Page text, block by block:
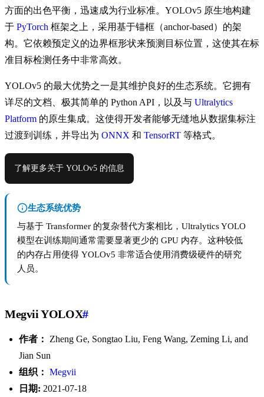
方面的出色平衡，迅速成为行业标准。YOLOv5 原生地构建
于 PyTorch 框架之上，采用基于锚框（anchor-based）的架
构。它依赖预定义的边界框形状来预测目标位置，这使其在标
准目标检测任务中非常高效。
YOLOv5 的最大优势之一是其维护良好的生态系统。它拥有
详尽的文档、极其简单的 Python API，以及与 Ultralytics
Platform 的原生集成。这使得开发者能够无缝地从数据集标注
过渡到训练，并导出为 ONNX 和 TensorRT 等格式。
了解更多关于 YOLOv5 的信息
生态系统优势
与基于 Transformer 的复杂替代方案相比，Ultralytics YOLO
模型在训练期间通常需要显著更少的 GPU 内存。这种较低
的内存占用使得 YOLOv5 非常适合使用消费级硬件的研究
人员。
Megvii YOLOX#
作者：
Zheng Ge, Songtao Liu, Feng Wang, Zeming Li, and
Jian Sun
组织： Megvii
日期: 2021-07-18